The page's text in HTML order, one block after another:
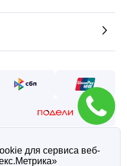
для сервиса веб-